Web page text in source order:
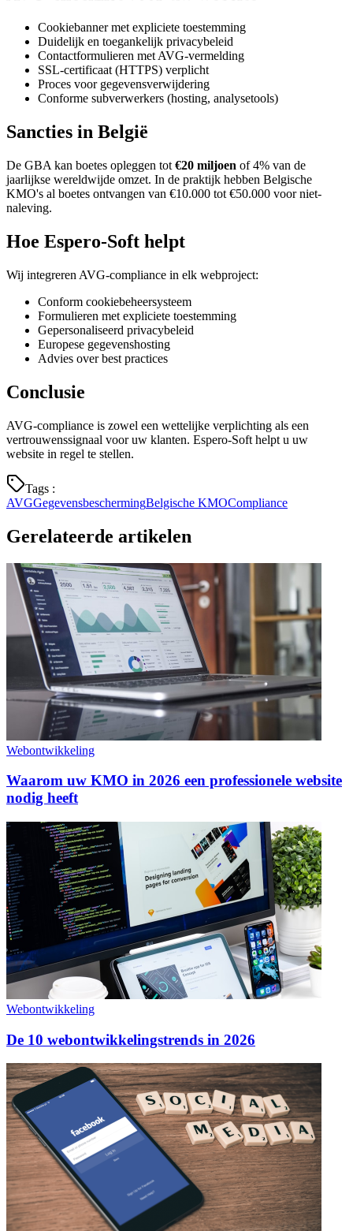
Cookiebanner met expliciete toestemming
Duidelijk en toegankelijk privacybeleid
Contactformulieren met AVG-vermelding
SSL-certificaat (HTTPS) verplicht
Proces voor gegevensverwijdering
Conforme subverwerkers (hosting, analysetools)
Sancties in België
De GBA kan boetes opleggen tot €20 miljoen of 4% van de
jaarlijkse wereldwijde omzet. In de praktijk hebben Belgische
KMO's al boetes ontvangen van €10.000 tot €50.000 voor niet-
naleving.
Hoe Espero-Soft helpt
Wij integreren AVG-compliance in elk webproject:
Conform cookiebeheersysteem
Formulieren met expliciete toestemming
Gepersonaliseerd privacybeleid
Europese gegevenshosting
Advies over best practices
Conclusie
AVG-compliance is zowel een wettelijke verplichting als een
vertrouwenssignaal voor uw klanten. Espero-Soft helpt u uw
website in regel te stellen.
Tags :
AVGGegevensbeschermingBelgische KMOCompliance
Gerelateerde artikelen
Webontwikkeling
Waarom uw KMO in 2026 een professionele website
nodig heeft
Webontwikkeling
De 10 webontwikkelingstrends in 2026